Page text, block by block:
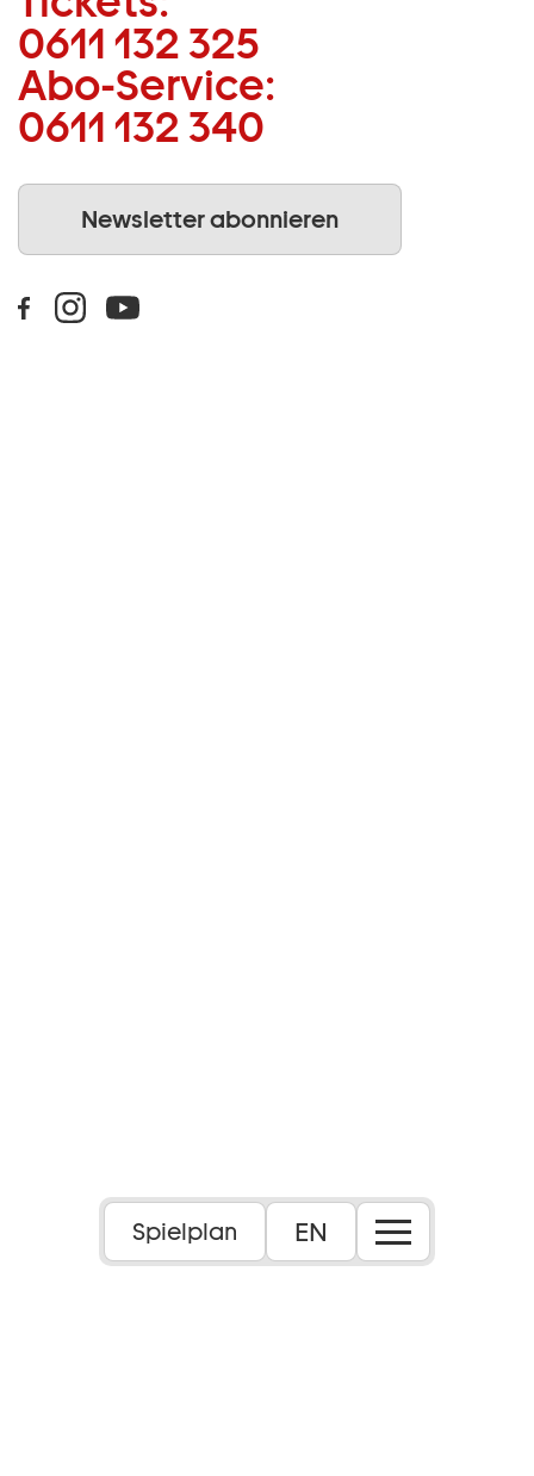
Spielplan EN
0611 132 325
Abo-Service:
0611 132 340
Newsletter abonnieren